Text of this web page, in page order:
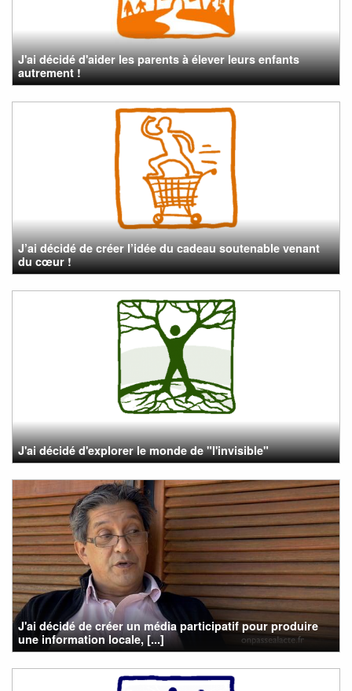
J'ai décidé d'aider les parents à élever leurs enfants
autrement !
J’ai décidé de créer l’idée du cadeau soutenable venant
du cœur !
J'ai décidé d'explorer le monde de "l'invisible"
J'ai décidé de créer un média participatif pour produire
une information locale, [...]